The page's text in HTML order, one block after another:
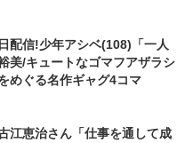
配信!少年アシベ(108)「一人
美/キュートなゴマフアザラシ
めぐる名作ギャグ4コマ
江恵治さん「仕事を通して成